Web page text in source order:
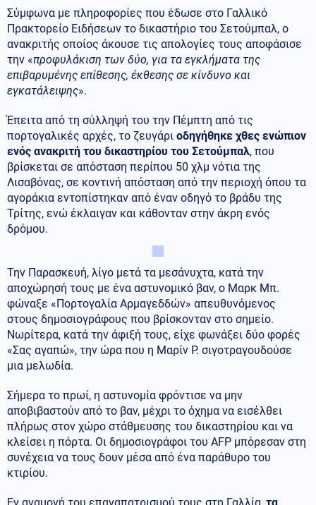
Σύμφωνα με πληροφορίες που έδωσε στο Γαλλικό
Πρακτορείο Ειδήσεων το δικαστήριο του Σετούμπαλ, ο
ανακριτής οποίος άκουσε τις απολογίες τους αποφάσισε
την «προφυλάκιση των δύο, για τα εγκλήματα της
επιβαρυμένης επίθεσης, έκθεσης σε κίνδυνο και
εγκατάλειψης».
Έπειτα από τη σύλληψή του την Πέμπτη από τις
πορτογαλικές αρχές, το ζευγάρι οδηγήθηκε χθες ενώπιον
ενός ανακριτή του δικαστηρίου του Σετούμπαλ, που
βρίσκεται σε απόσταση περίπου 50 χλμ νότια της
Λισαβόνας, σε κοντινή απόσταση από την περιοχή όπου τα
αγοράκια εντοπίστηκαν από έναν οδηγό το βράδυ της
Τρίτης, ενώ έκλαιγαν και κάθονταν στην άκρη ενός
δρόμου.
Την Παρασκευή, λίγο μετά τα μεσάνυχτα, κατά την
αποχώρησή τους με ένα αστυνομικό βαν, ο Μαρκ Μπ.
φώναξε «Πορτογαλία Αρμαγεδδών» απευθυνόμενος
στους δημοσιογράφους που βρίσκονταν στο σημείο.
Νωρίτερα, κατά την άφιξή τους, είχε φωνάξει δύο φορές
«Σας αγαπώ», την ώρα που η Μαρίν Ρ. σιγοτραγουδούσε
μια μελωδία.
Σήμερα το πρωί, η αστυνομία φρόντισε να μην
αποβιβαστούν από το βαν, μέχρι το όχημα να εισέλθει
πλήρως στον χώρο στάθμευσης του δικαστηρίου και να
κλείσει η πόρτα. Οι δημοσιογράφοι του AFP μπόρεσαν στη
συνέχεια να τους δουν μέσα από ένα παράθυρο του
κτιρίου.